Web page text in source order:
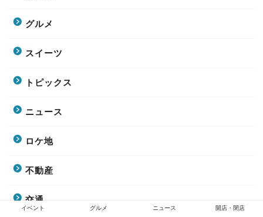
グルメ
スイーツ
トピックス
ニュース
ロケ地
不動産
交通
イベント グルメ ニュース 開店・閉店